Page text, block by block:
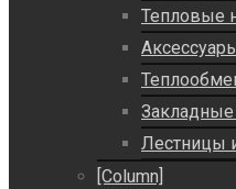
Тепловые
Лестницы
[Column]